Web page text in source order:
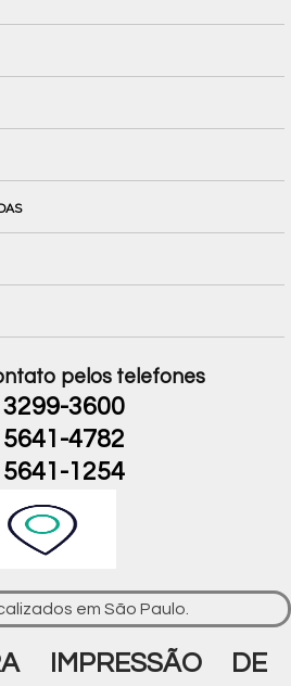
pelos telefones
3299-3600
5641-4782
5641-1254
em São Paulo.
IMPRESSÃO DE